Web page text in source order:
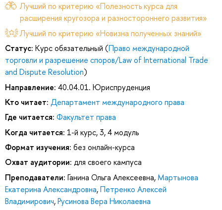
Лучший по критерию «Полезность курса для
расширения кругозора и разностороннего развития»
Лучший по критерию «Новизна полученных знаний»
Статус: Курс обязательный (Право международной
торговли и разрешение споров/Law of International Trade
and Dispute Resolution)
Направление: 40.04.01. Юриспруденция
Кто читает: Департамент международного права
Где читается: Факультет права
Когда читается: 1-й курс, 3, 4 модуль
Формат изучения: без онлайн-курса
Охват аудитории: для своего кампуса
Преподаватели: Ганина Ольга Алексеевна, Мартынова
Екатерина Александровна,Петренко Алексей
Владимирович,Русинова Вера Николаевна